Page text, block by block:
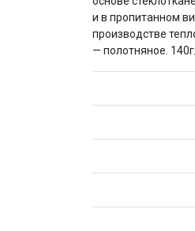
и в пропитанном
производстве
— полотняное.